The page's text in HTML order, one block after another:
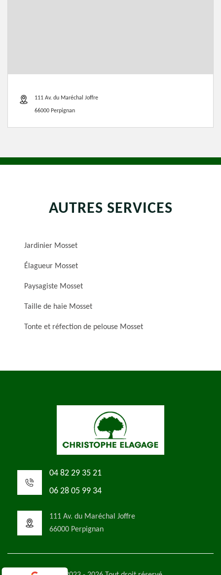
111 Av. du Maréchal Joffre
66000 Perpignan
AUTRES SERVICES
Jardinier Mosset
Élagueur Mosset
Paysagiste Mosset
Taille de haie Mosset
Tonte et réfection de pelouse Mosset
04 82 29 35 21
06 28 05 99 34
111 Av. du Maréchal Joffre
66000 Perpignan